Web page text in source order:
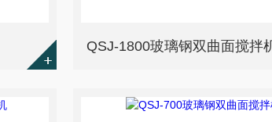
QSJ-1800玻璃钢双曲面搅拌